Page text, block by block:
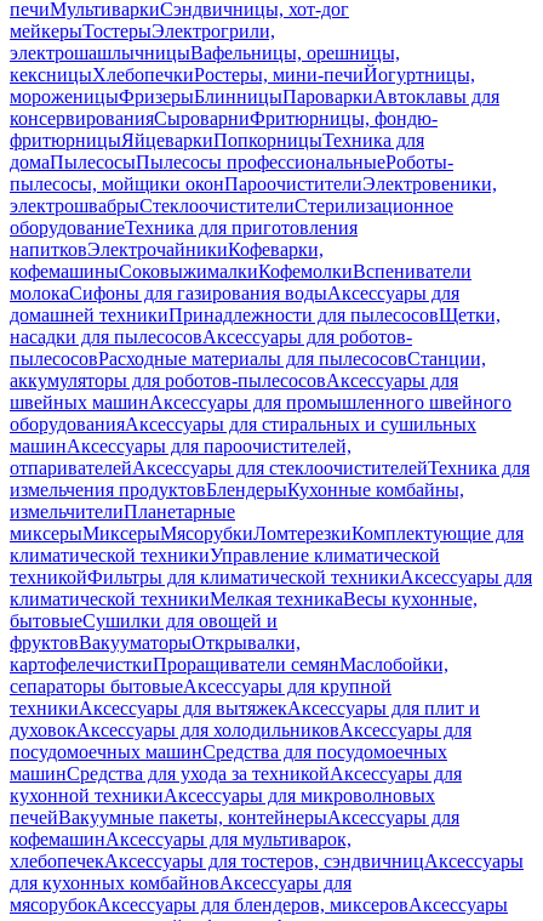
печиМультиваркиСэндвичницы, хот-дог
мейкерыТостерыЭлектрогрили,
электрошашлычницыВафельницы, орешницы,
кексницыХлебопечкиРостеры, мини-печиЙогуртницы,
мороженицыФризерыБлинницыПароваркиАвтоклавы для
консервированияСыроварниФритюрницы, фондю-
фритюрницыЯйцеваркиПопкорницыТехника для
домаПылесосыПылесосы профессиональныеРоботы-
пылесосы, мойщики оконПароочистителиЭлектровеники,
электрошвабрыСтеклоочистителиСтерилизационное
оборудованиеТехника для приготовления
напитковЭлектрочайникиКофеварки,
кофемашиныСоковыжималкиКофемолкиВспениватели
молокаСифоны для газирования водыАксессуары для
домашней техникиПринадлежности для пылесосовЩетки,
насадки для пылесосовАксессуары для роботов-
пылесосовРасходные материалы для пылесосовСтанции,
аккумуляторы для роботов-пылесосовАксессуары для
швейных машинАксессуары для промышленного швейного
оборудованияАксессуары для стиральных и сушильных
машинАксессуары для пароочистителей,
отпаривателейАксессуары для стеклоочистителейТехника для
измельчения продуктовБлендерыКухонные комбайны,
измельчителиПланетарные
миксерыМиксерыМясорубкиЛомтерезкиКомплектующие для
климатической техникиУправление климатической
техникойФильтры для климатической техникиАксессуары для
климатической техникиМелкая техникаВесы кухонные,
бытовыеСушилки для овощей и
фруктовВакууматорыОткрывалки,
картофелечисткиПроращиватели семянМаслобойки,
сепараторы бытовыеАксессуары для крупной
техникиАксессуары для вытяжекАксессуары для плит и
духовокАксессуары для холодильниковАксессуары для
посудомоечных машинСредства для посудомоечных
машинСредства для ухода за техникойАксессуары для
кухонной техникиАксессуары для микроволновых
печейВакуумные пакеты, контейнерыАксессуары для
кофемашинАксессуары для мультиварок,
хлебопечекАксессуары для тостеров, сэндвичницАксессуары
для кухонных комбайновАксессуары для
мясорубокАксессуары для блендеров, миксеровАксессуары